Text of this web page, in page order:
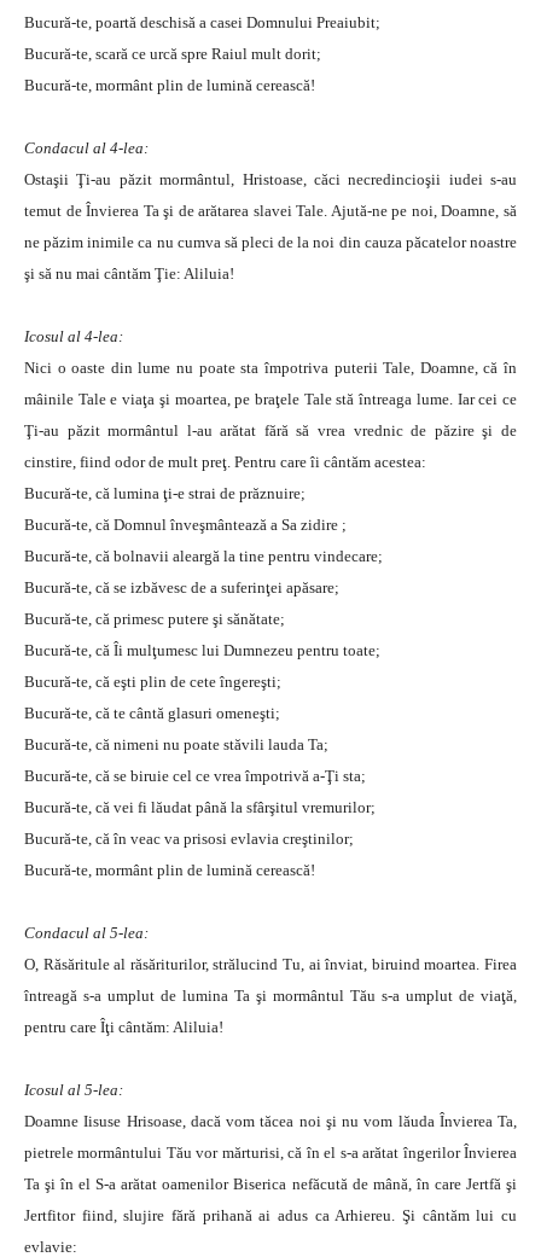
Bucură-te, poartă deschisă a casei Domnului Preaiubit;
Bucură-te, scară ce urcă spre Raiul mult dorit;
Bucură-te, mormânt plin de lumină cerească!
Condacul al 4-lea:
Ostaşii Ţi-au păzit mormântul, Hristoase, căci necredincioşii iudei s-au
temut de Învierea Ta şi de arătarea slavei Tale. Ajută-ne pe noi, Doamne, să
ne păzim inimile ca nu cumva să pleci de la noi din cauza păcatelor noastre
şi să nu mai cântăm Ţie: Aliluia!
Icosul al 4-lea:
Nici o oaste din lume nu poate sta împotriva puterii Tale, Doamne, că în
mâinile Tale e viaţa şi moartea, pe braţele Tale stă întreaga lume. Iar cei ce
Ţi-au păzit mormântul l-au arătat fără să vrea vrednic de păzire şi de
cinstire, fiind odor de mult preţ. Pentru care îi cântăm acestea:
Bucură-te, că lumina ţi-e strai de prăznuire;
Bucură-te, că Domnul înveşmântează a Sa zidire ;
Bucură-te, că bolnavii aleargă la tine pentru vindecare;
Bucură-te, că se izbăvesc de a suferinţei apăsare;
Bucură-te, că primesc putere şi sănătate;
Bucură-te, că Îi mulţumesc lui Dumnezeu pentru toate;
Bucură-te, că eşti plin de cete îngereşti;
Bucură-te, că te cântă glasuri omeneşti;
Bucură-te, că nimeni nu poate stăvili lauda Ta;
Bucură-te, că se biruie cel ce vrea împotrivă a-Ţi sta;
Bucură-te, că vei fi lăudat până la sfârşitul vremurilor;
Bucură-te, că în veac va prisosi evlavia creştinilor;
Bucură-te, mormânt plin de lumină cerească!
Condacul al 5-lea:
O, Răsăritule al răsăriturilor, strălucind Tu, ai înviat, biruind moartea. Firea
întreagă s-a umplut de lumina Ta şi mormântul Tău s-a umplut de viaţă,
pentru care Îţi cântăm: Aliluia!
Icosul al 5-lea:
Doamne Iisuse Hrisoase, dacă vom tăcea noi şi nu vom lăuda Învierea Ta,
pietrele mormântului Tău vor mărturisi, că în el s-a arătat îngerilor Învierea
Ta şi în el S-a arătat oamenilor Biserica nefăcută de mână, în care Jertfă şi
Jertfitor fiind, slujire fără prihană ai adus ca Arhiereu. Şi cântăm lui cu
evlavie: